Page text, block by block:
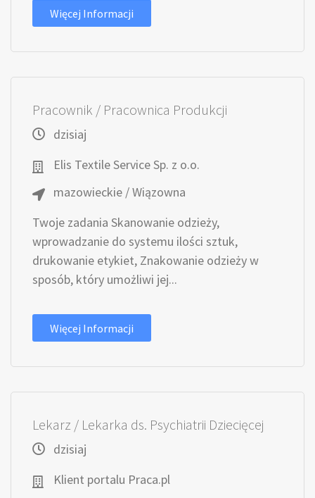
Więcej Informacji
Pracownik / Pracownica Produkcji
dzisiaj
Elis Textile Service Sp. z o.o.
mazowieckie / Wiązowna
Twoje zadania Skanowanie odzieży,
wprowadzanie do systemu ilości sztuk,
drukowanie etykiet, Znakowanie odzieży w
sposób, który umożliwi jej...
Więcej Informacji
Lekarz / Lekarka ds. Psychiatrii Dziecięcej
dzisiaj
Klient portalu Praca.pl